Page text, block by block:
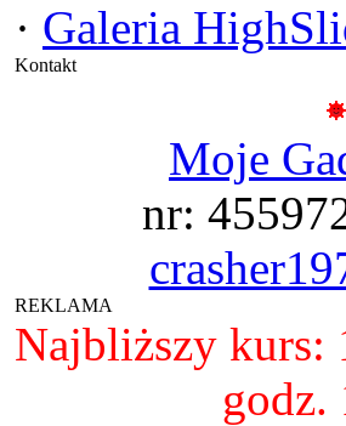
· Galeria
Kontakt
Moje
nr:
REKLAMA
Najbliższy kurs:
godz.